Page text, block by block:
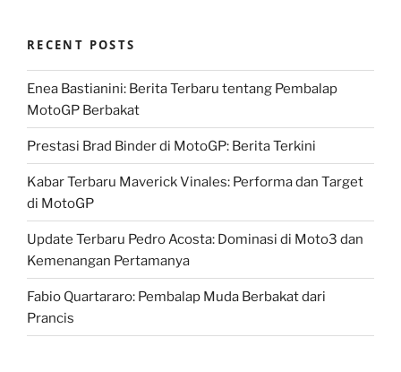
RECENT POSTS
Enea Bastianini: Berita Terbaru tentang Pembalap
MotoGP Berbakat
Prestasi Brad Binder di MotoGP: Berita Terkini
Kabar Terbaru Maverick Vinales: Performa dan Target
di MotoGP
Update Terbaru Pedro Acosta: Dominasi di Moto3 dan
Kemenangan Pertamanya
Fabio Quartararo: Pembalap Muda Berbakat dari
Prancis